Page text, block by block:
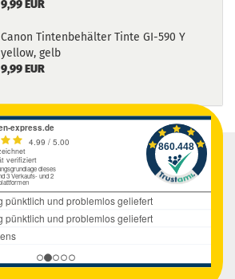
9,99 EUR
Canon Tintenbehälter Tinte GI-590 Y
yellow, gelb
9,99 EUR